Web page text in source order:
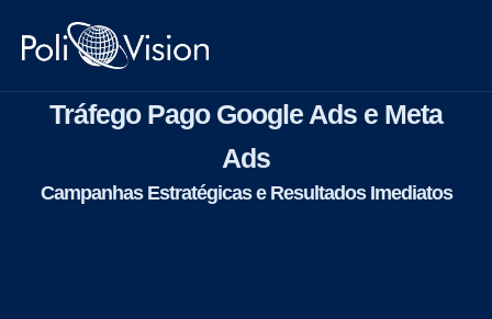
Tráfego Pago Google Ads e Meta
Ads
Campanhas Estratégicas e Resultados Imediatos